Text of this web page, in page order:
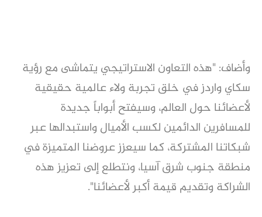
وأضاف: "هذه التعاون الاستراتيجي يتماشى مع رؤية
سكاي واردز في خلق تجربة ولاء عالمية حقيقية
لأعضائنا حول العالم، وسيفتح أبواباً جديدة
للمسافرين الدائمين لكسب الأميال واستبدالها عبر
شبكاتنا المشتركة، كما سيعزز عروضنا المتميزة في
منطقة جنوب شرق آسيا، ونتطلع إلى تعزيز هذه
الشراكة وتقديم قيمة أكبر لأعضائنا".